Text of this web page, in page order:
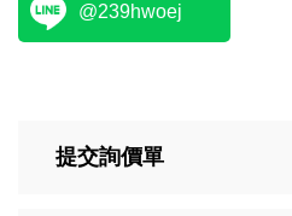
@239hwoej
提交詢價單